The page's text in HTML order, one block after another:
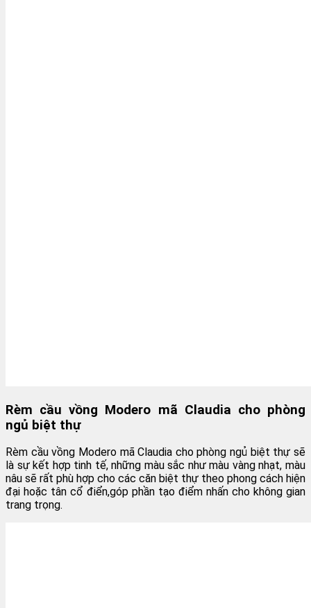
Rèm cầu vồng Modero mã Claudia cho phòng
ngủ biệt thự
Rèm cầu vồng Modero mã Claudia cho phòng ngủ biệt thự sẽ
là sự kết hợp tinh tế, những màu sắc như màu vàng nhạt, màu
nâu sẽ rất phù hợp cho các căn biệt thự theo phong cách hiện
đại hoặc tân cổ điển,góp phần tạo điểm nhấn cho không gian
trang trọng.